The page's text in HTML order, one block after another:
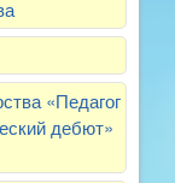
«Педагог
дебют»